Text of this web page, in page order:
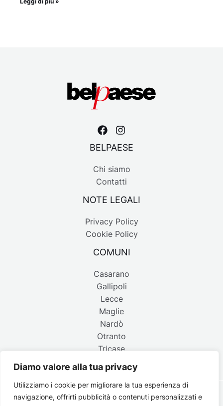
Diamo valore alla tua privacy
Utilizziamo i cookie per migliorare la tua esperienza di
navigazione, offrirti pubblicità o contenuti personalizzati e
BELPAESE
Chi siamo
Contatti
NOTE LEGALI
Privacy Policy
Cookie Policy
COMUNI
Casarano
Gallipoli
Lecce
Maglie
Nardò
Otranto
Tricase
Copyright © 2026 Belpaese | Periodico d'informazione del